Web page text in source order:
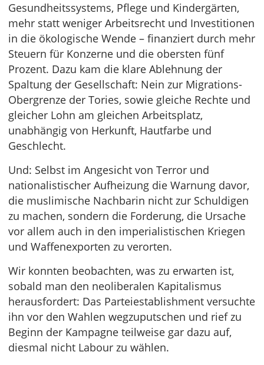
Gesundheitssystems, Pflege und Kindergärten,
mehr statt weniger Arbeitsrecht und Investitionen
in die ökologische Wende – finanziert durch mehr
Steuern für Konzerne und die obersten fünf
Prozent. Dazu kam die klare Ablehnung der
Spaltung der Gesellschaft: Nein zur Migrations-
Obergrenze der Tories, sowie gleiche Rechte und
gleicher Lohn am gleichen Arbeitsplatz,
unabhängig von Herkunft, Hautfarbe und
Geschlecht.
Und: Selbst im Angesicht von Terror und
nationalistischer Aufheizung die Warnung davor,
die muslimische Nachbarin nicht zur Schuldigen
zu machen, sondern die Forderung, die Ursache
vor allem auch in den imperialistischen Kriegen
und Waffenexporten zu verorten.
Wir konnten beobachten, was zu erwarten ist,
sobald man den neoliberalen Kapitalismus
herausfordert: Das Parteiestablishment versuchte
ihn vor den Wahlen wegzuputschen und rief zu
Beginn der Kampagne teilweise gar dazu auf,
diesmal nicht Labour zu wählen.